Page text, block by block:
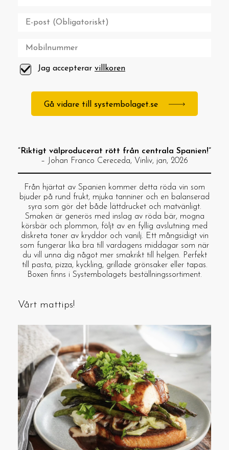
Jag accepterar villkoren
Gå vidare till systembolaget.se
Vårt mattips!
”Riktigt välproducerat rött från centrala Spanien!”
– Johan Franco Cereceda, Vinliv, jan, 2026
Från hjärtat av Spanien kommer detta röda vin som
bjuder på rund frukt, mjuka tanniner och en balanserad
syra som gör det både lättdrucket och matvänligt.
Smaken är generös med inslag av röda bär, mogna
körsbär och plommon, följt av en fyllig avslutning med
diskreta toner av kryddor och vanilj. Ett mångsidigt vin
som fungerar lika bra till vardagens middagar som när
du vill unna dig något mer smakrikt till helgen. Perfekt
till pasta, pizza, kyckling, grillade grönsaker eller tapas.
Boxen finns i Systembolagets beställningssortiment.